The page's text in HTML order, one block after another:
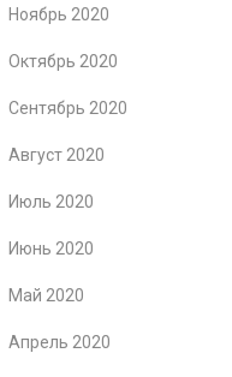
Ноябрь 2020
Октябрь 2020
Сентябрь 2020
Август 2020
Июль 2020
Июнь 2020
Май 2020
Апрель 2020